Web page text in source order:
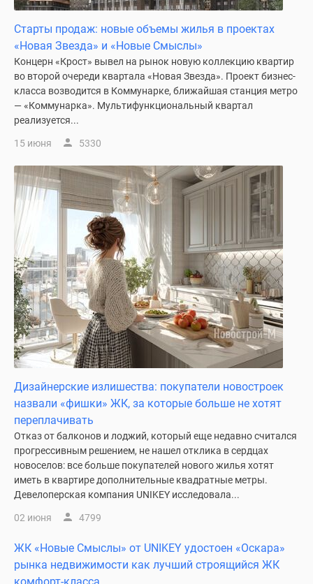
места
Апартаменты
#траншевая
ипотека
#рассрочка
ИТ-
ипотека
Квартиры
41%
Видео
360°
новостроек
Субсидированная
застройщиком
Rutube
Поиск
дома
Москве
реновации
Москве
Новостройки
премиум-
класса
Новостройки
Рассрочка
Траншевая
ипотека
Старты продаж: новые объемы жилья в проектах
«Новая Звезда» и «Новые Смыслы»
Концерн «Крост» вывел на рынок новую коллекцию квартир
во второй очереди квартала «Новая Звезда». Проект бизнес-
класса возводится в Коммунарке, ближайшая станция метро
— «Коммунарка». Мультифункциональный квартал
реализуется...
15 июня 5330
Дизайнерские излишества: покупатели новостроек
назвали «фишки» ЖК, за которые больше не хотят
переплачивать
Отказ от балконов и лоджий, который еще недавно считался
прогрессивным решением, не нашел отклика в сердцах
новоселов: все больше покупателей нового жилья хотят
иметь в квартире дополнительные квадратные метры.
Девелоперская компания UNIKEY исследовала...
02 июня 4799
ЖК «Новые Смыслы» от UNIKEY удостоен «Оскара»
рынка недвижимости как лучший строящийся ЖК